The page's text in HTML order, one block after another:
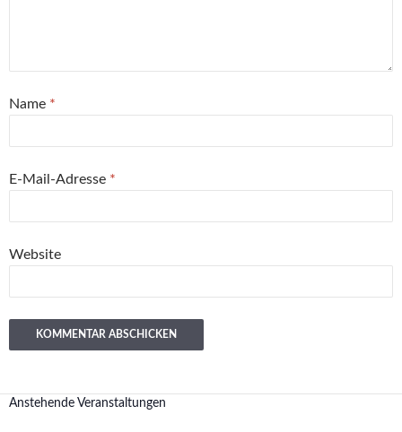
Name *
E-Mail-Adresse *
Website
Anstehende Veranstaltungen